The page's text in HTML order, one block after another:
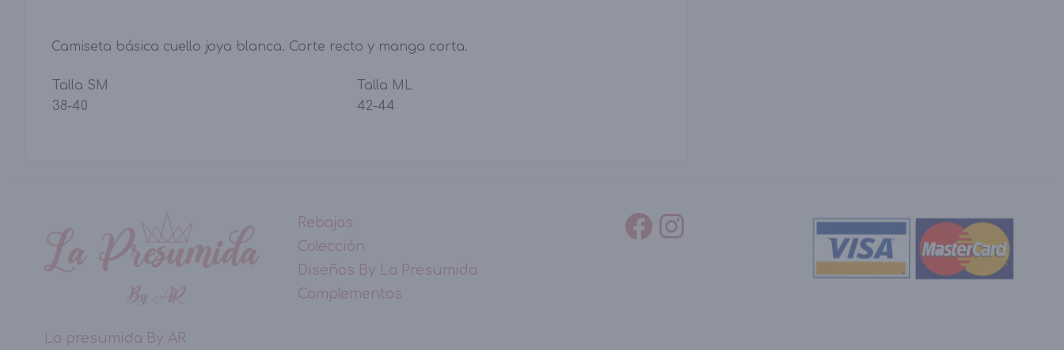
Camiseta básica cuello joya blanca. Corte recto y manga corta.
Talla SM
Talla ML
38-40
42-44
La presumida By AR
Rebajas
Colección
Diseños By La Presumida
Complementos